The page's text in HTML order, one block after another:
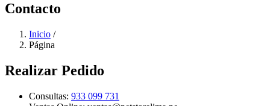
Contacto
Inicio /
Página
Realizar Pedido
Consultas: 933 099 731